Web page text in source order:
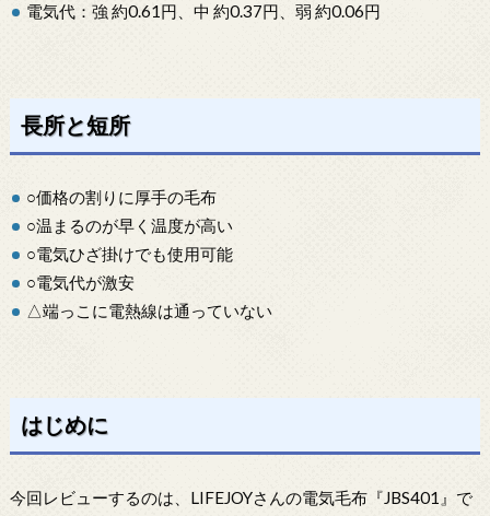
電気代：強 約0.61円、中 約0.37円、弱 約0.06円
長所と短所
○価格の割りに厚手の毛布
○温まるのが早く温度が高い
○電気ひざ掛けでも使用可能
○電気代が激安
△端っこに電熱線は通っていない
はじめに
今回レビューするのは、LIFEJOYさんの電気毛布『JBS401』で